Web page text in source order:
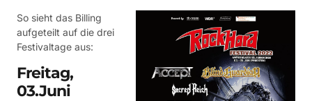
So sieht das Billing
aufgeteilt auf die drei
Festivaltage aus:
Freitag,
03.Juni